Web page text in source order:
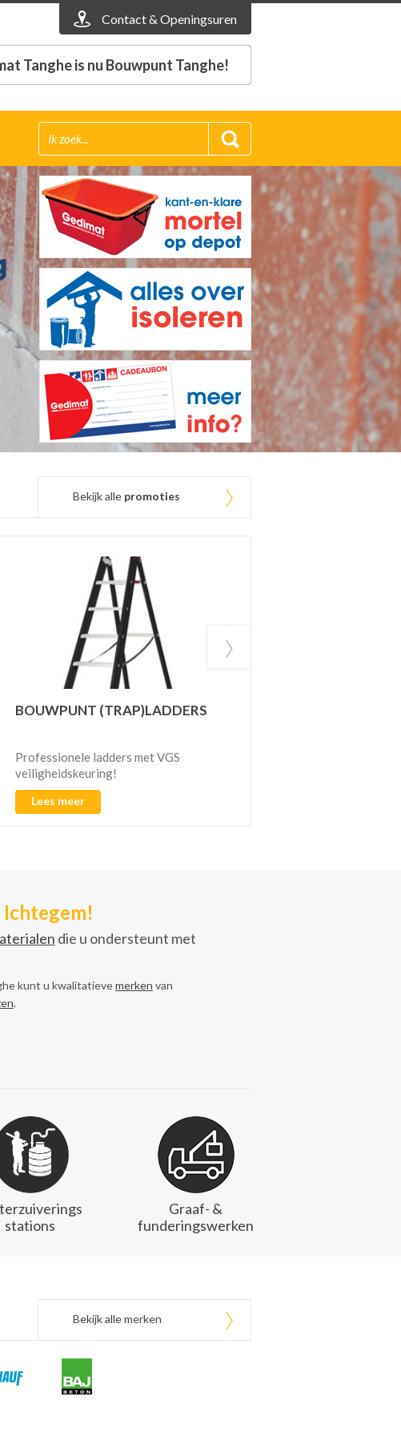
Contact & Openingsuren
Tanghe is nu Bouwpunt Tanghe!
Bekijk alle promoties
BOUWPUNT (TRAP)LADDERS
Professionele ladders met VGS
veiligheidskeuring!
Lees meer
die u ondersteunt met
kunt u kwalitatievemerken van
.
stations
Graaf- &
funderingswerken
Bekijk alle merken